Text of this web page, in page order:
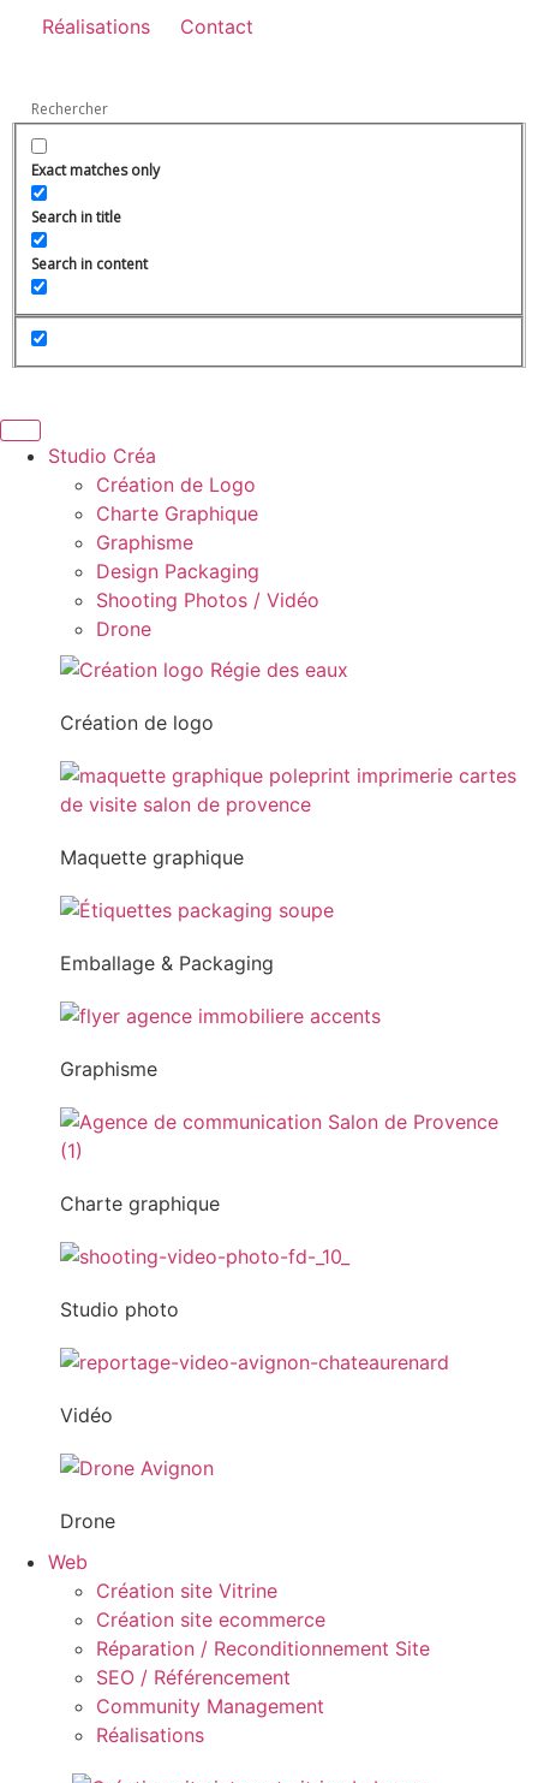
Réalisations Contact
Exact matches only
Search in title
Search in content
Studio Créa
Création de Logo
Charte Graphique
Graphisme
Design Packaging
Shooting Photos / Vidéo
Drone
Création de logo
Maquette graphique
Emballage & Packaging
Graphisme
Charte graphique
Studio photo
Vidéo
Drone
Web
Création site Vitrine
Création site ecommerce
Réparation / Reconditionnement Site
SEO / Référencement
Community Management
Réalisations